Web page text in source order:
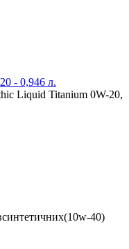
- 0,946 л.
Liquid Titanium 0W-20,
40)